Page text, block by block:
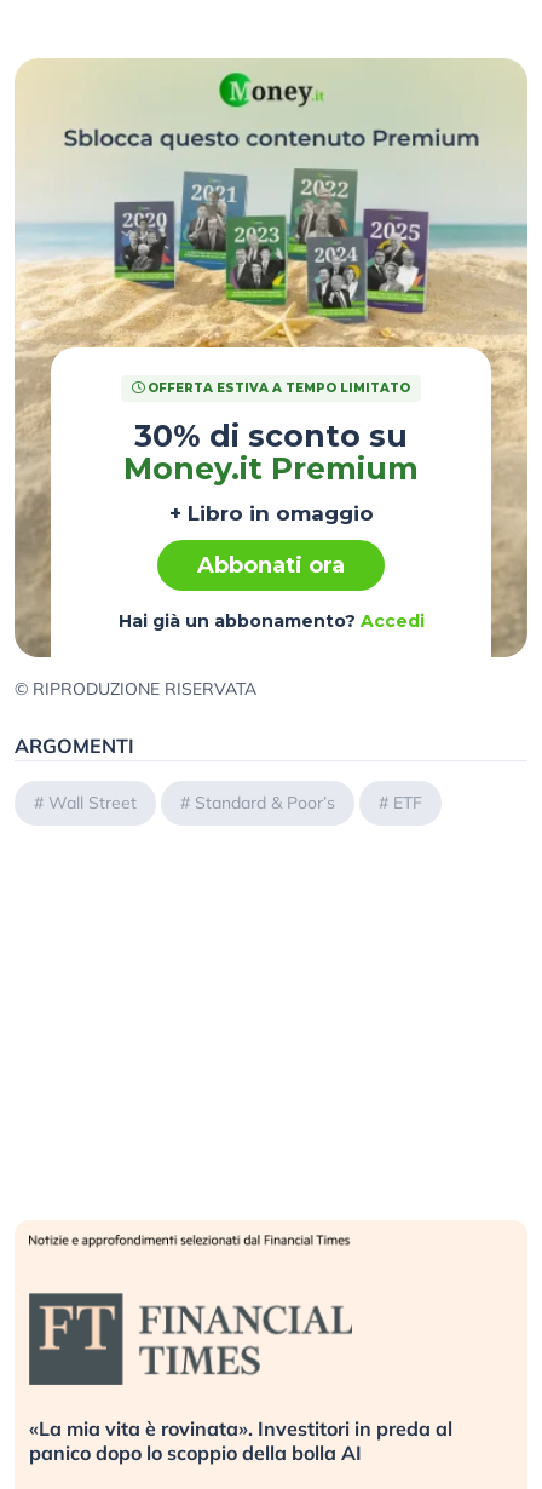
OFFERTA ESTIVA A TEMPO LIMITATO
30% di sconto su
Money.it Premium
+ Libro in omaggio
Abbonati ora
Hai già un abbonamento? Accedi
© RIPRODUZIONE RISERVATA
ARGOMENTI
# Wall Street # Standard & Poor’s # ETF
«La mia vita è rovinata». Investitori in preda al
panico dopo lo scoppio della bolla AI